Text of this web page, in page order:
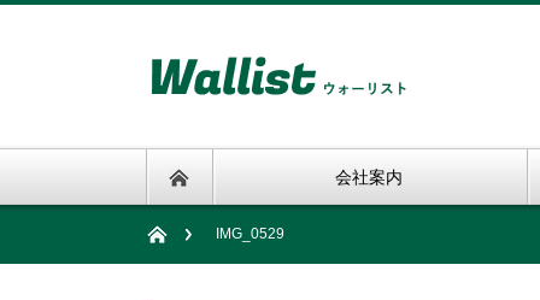
会社案内
IMG_0529